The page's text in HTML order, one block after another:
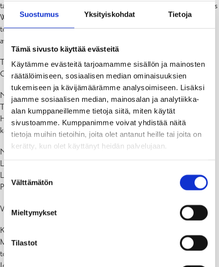
Suostumus Yksityiskohdat Tietoja
Tämä sivusto käyttää evästeitä
Käytämme evästeitä tarjoamamme sisällön ja mainosten
räätälöimiseen, sosiaalisen median ominaisuuksien
tukemiseen ja kävijämäärämme analysoimiseen. Lisäksi
jaamme sosiaalisen median, mainosalan ja analytiikka-
alan kumppaneillemme tietoja siitä, miten käytät
sivustoamme. Kumppanimme voivat yhdistää näitä
tietoja muihin tietoihin, joita olet antanut heille tai joita on
kerätty, kun olet käyttänyt heidän palvelujaan.
valinta
Välttämätön
Mieltymykset
Tilastot
taideteos Raaseporissa. Kaupunginvaltuuston puheenjohtaja Anders
Walls, kulttuuripäällikkö Lotta Lerviks, Pro Artibuksen
toimitusjohtaja Mikaela Lostedt och taiteilija Ida Koitila pitävät
avajaispuheenvuorot.
Tämän jälkeen avataan näyttelyt sekä Galleria Centrumissa että
Galleria Promenadessa.
Näyttely Galleria Centrumissa 20.8.2022-31.1.2023
Transparent world – Remes & Ruotsalo
Helmi Remes och Panu Ruotsalo osallistuvat Taiteen päivään ja
kertovat taiteestaan sekä näyttelystä.
Näyttely Galleria Promenadessa 20.8.-31.10.2022
Lasten oikeudet Linda Bondestamin kuvittamana
Luckan Raseborg
Pamela Andersson osallistuu Taiteen päivään ja kertoo näyttelystä.
Vuoden taidehankinta 2021
Kulttuuripalvelut osti DoReMi taideteoksen lasitaiteilija Camilla
Mobergilta 2021. Nyt DoReMi sijoitetaan Kulttuuritalo Fokuksen
toiseen kerrokseen. Camilla Moberg osallistuu Taiteen päivään klo